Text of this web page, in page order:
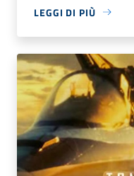
LEGGI DI PIÙ